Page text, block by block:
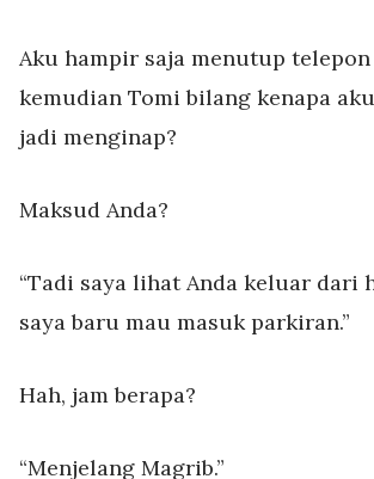
Aku hampir saja menutup
kemudian Tomi bilang kenapa
jadi menginap?
Maksud Anda?
“Tadi saya lihat Anda keluar dari
saya baru mau masuk parkiran.”
Hah, jam berapa?
“Menjelang Magrib.”